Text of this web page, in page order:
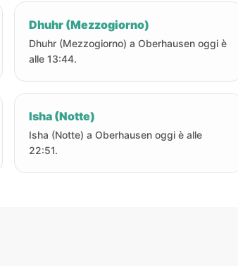
Dhuhr (Mezzogiorno)
Dhuhr (Mezzogiorno) a Oberhausen oggi è
alle 13:44.
Isha (Notte)
Isha (Notte) a Oberhausen oggi è alle
22:51.